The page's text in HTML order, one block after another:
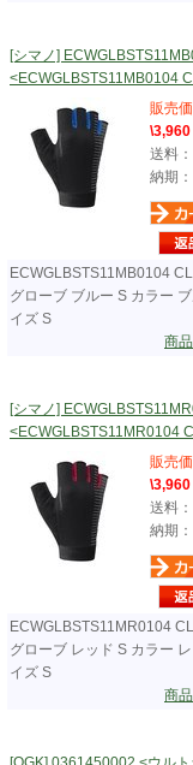
[シマノ]
<ECWGLBSTS11MB0104
販売
\3,960
送料
納期
ECWGLBSTS11MB0104
グローブ ブルー S カラー
イズ S
商
[シマノ]
<ECWGLBSTS11MR0104
販売
\3,960
送料
納期
ECWGLBSTS11MR0104
グローブ レッド S カラー
イズ S
商